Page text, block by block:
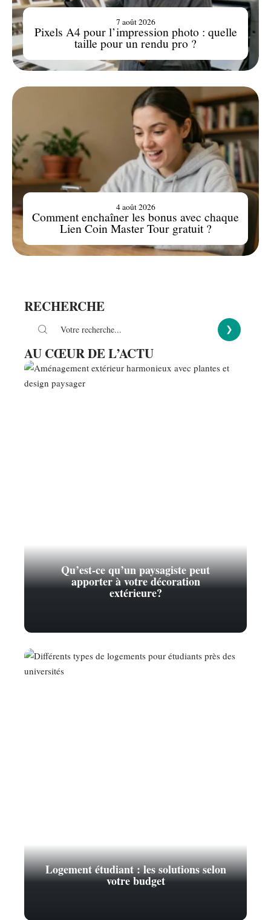
Pixels A4 pour l’impression photo : quelle
taille pour un rendu pro ?
7 août 2026
Comment enchaîner les bonus avec chaque
Lien Coin Master Tour gratuit ?
4 août 2026
RECHERCHE
AU CŒUR DE L’ACTU
Qu’est-ce qu’un paysagiste peut
apporter à votre décoration
extérieure?
Logement étudiant : les solutions selon
votre budget